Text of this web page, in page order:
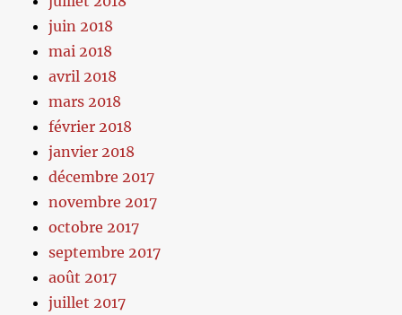
juin 2018
mai 2018
avril 2018
mars 2018
février 2018
janvier 2018
décembre 2017
novembre 2017
octobre 2017
septembre 2017
août 2017
juillet 2017